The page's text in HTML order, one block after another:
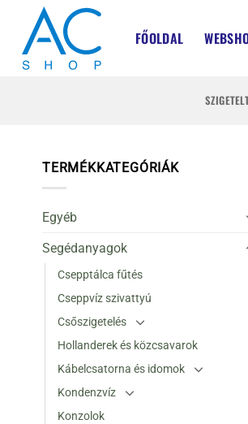
content
FŐOLDAL
TERMÉKKATEGÓRIÁK
Egyéb
Segédanyagok
Csepptálca fűtés
Cseppvíz szivattyú
Csőszigetelés
Hollanderek és közcsavarok
Kábelcsatorna és idomok
Kondenzvíz
Konzolok